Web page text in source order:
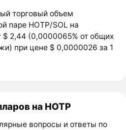
торговый объем
паре HOTP/SOL на
$ 2,44 (0,0000065% от общих
при цене $ 0,0000026 за 1
на HOTP
вопросы и ответы по